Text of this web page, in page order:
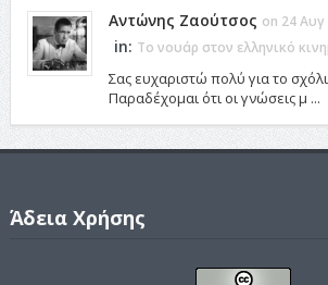
Αντώνης Ζαούτσος on 24 Αυγ
in: Το νουάρ στον ελληνικό
Σας ευχαριστώ πολύ για το
Παραδέχομαι ότι οι γνώσεις μ ...
Άδεια Χρήσης